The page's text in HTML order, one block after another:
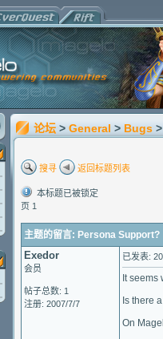
论坛 > General > Bugs
搜寻 返回标题列表
本标题已被锁定
页 1
主题的留言: Persona Support?
Exedor
会员
帖子总数: 1
注册: 2007/7/7
已发表:
It
Is there
On